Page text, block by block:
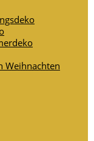
Weihnachten